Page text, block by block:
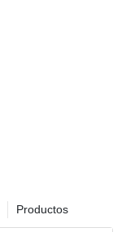
Productos